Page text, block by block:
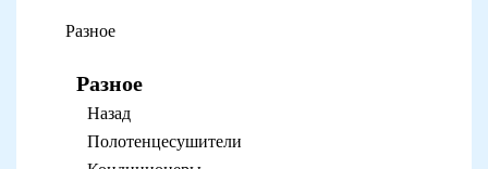
Разное
Разное
Назад
Полотенцесушители